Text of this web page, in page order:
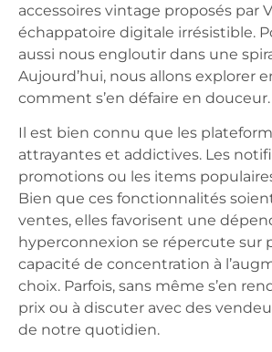
accessoires vintage proposés
échappatoire digitale irrésistible.
aussi nous engloutir dans une
Aujourd’hui, nous allons
comment s’en défaire en douceur.
Il est bien connu que les
attrayantes et addictives. Les
promotions ou les items
Bien que ces fonctionnalités
ventes, elles favorisent une
hyperconnexion se répercute sur
capacité de concentration à
choix. Parfois, sans même s’en
prix ou à discuter avec des
de notre quotidien.